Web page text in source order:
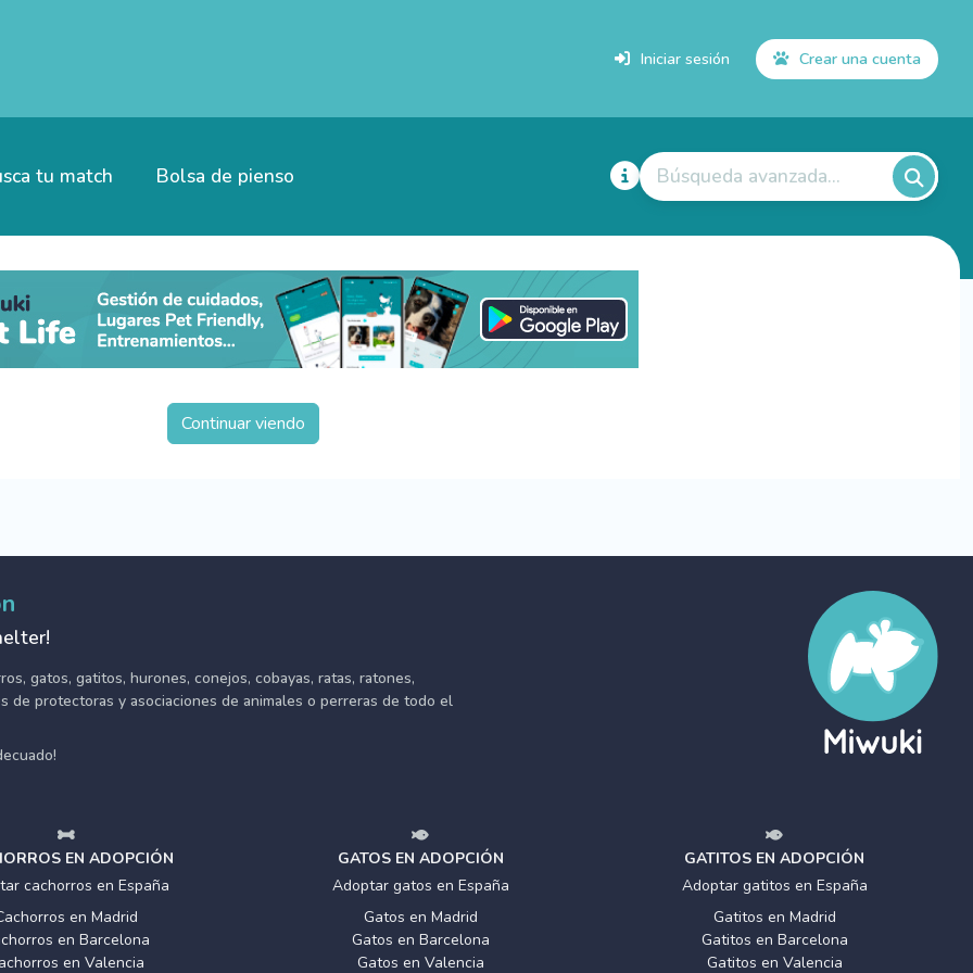
Iniciar sesión Crear una cuenta
tu match Bolsa de pienso Búsqueda avanzada...
Continuar viendo
gatos, gatitos, hurones, conejos, cobayas, ratas, ratones,
de protectoras y asociaciones de animales o perreras de todo el
EN ADOPCIÓN
cachorros en España
en Madrid
en Barcelona
en Valencia
GATOS EN ADOPCIÓN
Adoptar gatos en España
Gatos en Madrid
Gatos en Barcelona
Gatos en Valencia
GATITOS EN ADOPCIÓN
Adoptar gatitos en España
Gatitos en Madrid
Gatitos en Barcelona
Gatitos en Valencia